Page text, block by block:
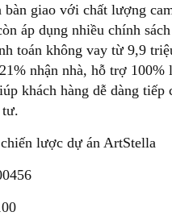
bàn giao với chất lượng
áp dụng nhiều chính
toán không vay từ 9,9
nhận nhà, hỗ trợ 100%
khách hàng dễ dàng tiếp
lược dự án ArtStella